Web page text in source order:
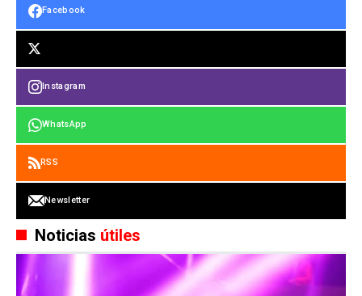
Facebook
Instagram
WhatsApp
RSS
Newsletter
Noticias útiles